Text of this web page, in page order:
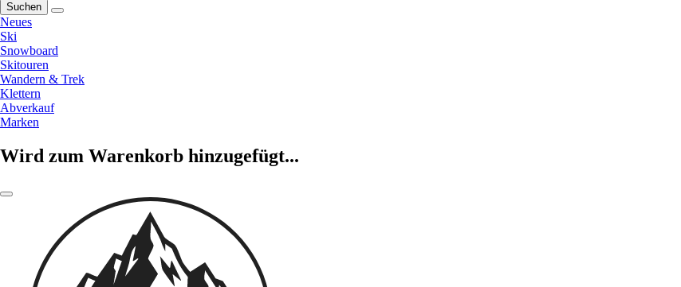
Suchen
Neues
Ski
Snowboard
Skitouren
Wandern & Trek
Klettern
Abverkauf
Marken
Wird zum Warenkorb hinzugefügt...